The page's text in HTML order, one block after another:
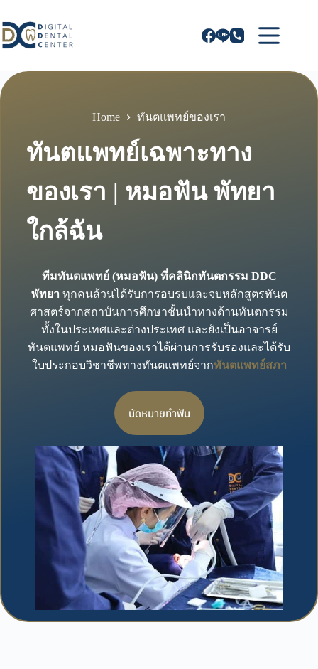
content
Home ทันตแพทย์ของเรา
ทันตแพทย์เฉพาะทาง
ของเรา | หมอฟัน พัทยา
ใกล้ฉัน
ทีมทันตแพทย์ (หมอฟัน) ที่คลินิกทันตกรรม DDC
พัทยา ทุกคนล้วนได้รับการอบรบและจบหลักสูตรทันต
ศาสตร์จากสถาบันการศึกษาชั้นนำทางด้านทันตกรรม
ทั้งในประเทศและต่างประเทศ และยังเป็นอาจารย์
ทันตแพทย์ หมอฟันของเราได้ผ่านการรับรองและได้รับ
ใบประกอบวิชาชีพทางทันตแพทย์จากทันตแพทย์สภา
นัดหมายทำฟัน